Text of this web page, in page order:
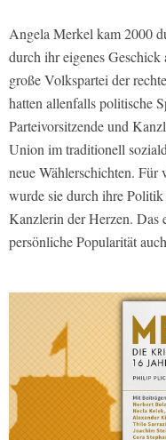
Angela Merkel kam 2000
durch ihr eigenes
große Volkspartei der
hatten allenfalls politische
Parteivorsitzende und
Union im traditionell
neue Wählerschichten.
wurde sie durch ihre
Kanzlerin der Herzen. Das
persönliche Popularität